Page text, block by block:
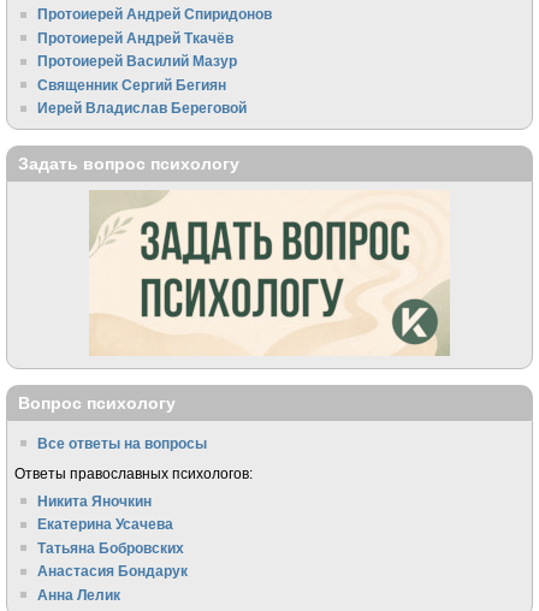
Протоиерей Андрей Спиридонов
Протоиерей Андрей Ткачёв
Протоиерей Василий Мазур
Священник Сергий Бегиян
Иерей Владислав Береговой
Задать вопрос психологу
Вопрос психологу
Все ответы на вопросы
Ответы православных психологов:
Никита Яночкин
Екатерина Усачева
Татьяна Бобровских
Анастасия Бондарук
Анна Лелик